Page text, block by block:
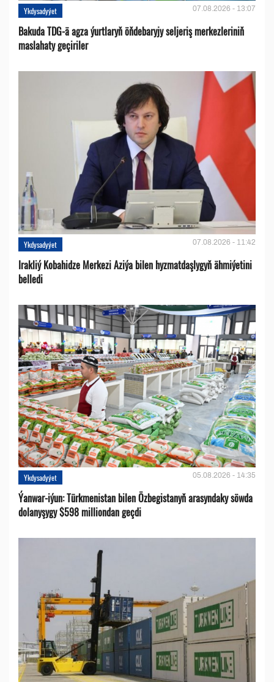
Ykdysadyýet 07.08.2026 - 13:07
Bakuda TDG-ä agza ýurtlaryň öňdebaryjy seljeriş merkezleriniň
maslahaty geçiriler
Ykdysadyýet 07.08.2026 - 11:42
Irakliý Kobahidze Merkezi Aziýa bilen hyzmatdaşlygyň ähmiýetini
belledi
Ykdysadyýet 05.08.2026 - 14:35
Ýanwar-iýun: Türkmenistan bilen Özbegistanyň arasyndaky söwda
dolanyşygy $598 milliondan geçdi